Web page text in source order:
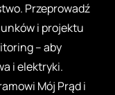
Przeprowadź
i projektu
– aby
i elektryki.
Mój Prąd i